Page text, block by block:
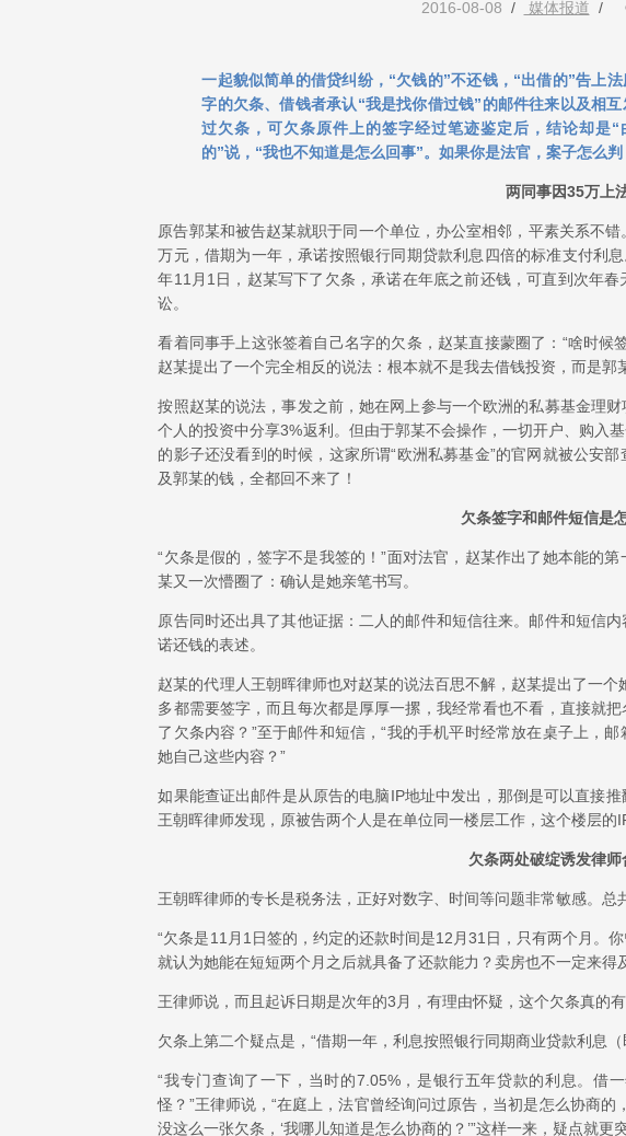
2016-08-08 / 媒体报道 /
一起貌似简单的借贷纠纷，“欠钱的”不还钱，“出借的”告上
字的欠条、借钱者承认“我是找你借过钱”的邮件往来以及相
过欠条，可欠条原件上的签字经过笔迹鉴定后，结论却是
的”说，“我也不知道是怎么回事”。如果你是法官，案子怎么判
两同事因35万上
原告郭某和被告赵某就职于同一个单位，办公室相邻，平素关系不
万元，借期为一年，承诺按照银行同期贷款利息四倍的标准支付利
年11月1日，赵某写下了欠条，承诺在年底之前还钱，可直到次年
讼。
看着同事手上这张签着自己名字的欠条，赵某直接蒙圈了：“啥时候
赵某提出了一个完全相反的说法：根本就不是我去借钱投资，而是郭
按照赵某的说法，事发之前，她在网上参与一个欧洲的私募基金理
个人的投资中分享3%返利。但由于郭某不会操作，一切开户、购入
的影子还没看到的时候，这家所谓“欧洲私募基金”的官网就被公安
及郭某的钱，全都回不来了！
欠条签字和邮件短信是
“欠条是假的，签字不是我签的！”面对法官，赵某作出了她本能的
某又一次懵圈了：确认是她亲笔书写。
原告同时还出具了其他证据：二人的邮件和短信往来。邮件和短信
诺还钱的表述。
赵某的代理人王朝晖律师也对赵某的说法百思不解，赵某提出了一
多都需要签字，而且每次都是厚厚一摞，我经常看也不看，直接就
了欠条内容？”至于邮件和短信，“我的手机平时经常放在桌子上，
她自己这些内容？”
如果能查证出邮件是从原告的电脑IP地址中发出，那倒是可以直接
王朝晖律师发现，原被告两个人是在单位同一楼层工作，这个楼层的
欠条两处破绽诱发律师
王朝晖律师的专长是税务法，正好对数字、时间等问题非常敏感。总
“欠条是11月1日签的，约定的还款时间是12月31日，只有两个月。
就认为她能在短短两个月之后就具备了还款能力？卖房也不一定来得
王律师说，而且起诉日期是次年的3月，有理由怀疑，这个欠条真的
欠条上第二个疑点是，“借期一年，利息按照银行同期商业贷款利息
“我专门查询了一下，当时的7.05%，是银行五年贷款的利息。借
怪？”王律师说，“在庭上，法官曾经询问过原告，当初是怎么协商的
没这么一张欠条，‘我哪儿知道是怎么协商的？’”这样一来，疑点就更